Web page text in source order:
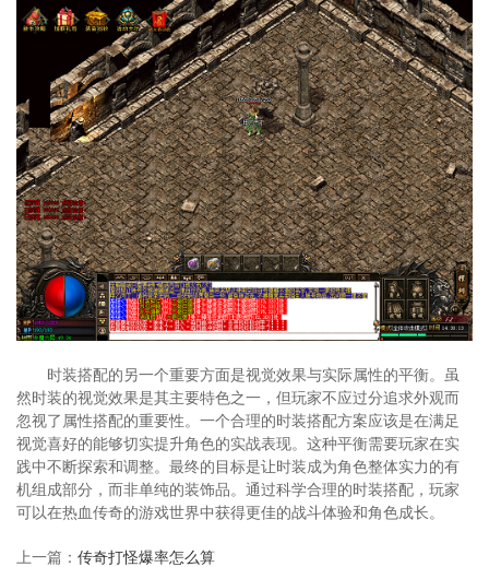
时装搭配的另一个重要方面是视觉效果与实际属性的平衡。虽
然时装的视觉效果是其主要特色之一，但玩家不应过分追求外观而
忽视了属性搭配的重要性。一个合理的时装搭配方案应该是在满足
视觉喜好的能够切实提升角色的实战表现。这种平衡需要玩家在实
践中不断探索和调整。最终的目标是让时装成为角色整体实力的有
机组成部分，而非单纯的装饰品。通过科学合理的时装搭配，玩家
可以在热血传奇的游戏世界中获得更佳的战斗体验和角色成长。
上一篇： 传奇打怪爆率怎么算